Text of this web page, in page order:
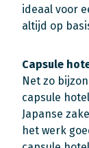
ideaal voor
altijd op
Capsule
Net zo
capsule
Japanse
het werk